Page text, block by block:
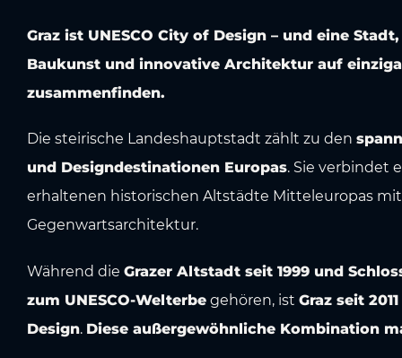
Graz ist UNESCO City of Design – und eine
Baukunst und innovative Architektur auf
zusammenfinden.
Die steirische Landeshauptstadt zählt zu den
und Designdestinationen Europas. Sie verbindet
erhaltenen historischen Altstädte Mitteleuropas
Gegenwartsarchitektur.
Während die Grazer Altstadt seit 1999 und
zum UNESCO-Welterbe gehören, ist Graz seit 2011
Design. Diese außergewöhnliche Kombination